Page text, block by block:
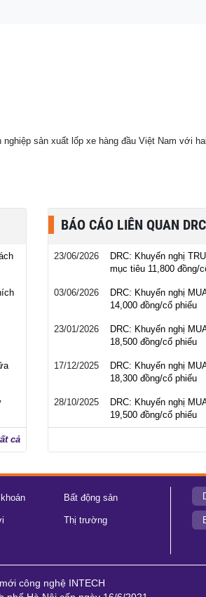
sản xuất lốp xe hàng đầu Việt Nam với
cả
BÁO CÁO LIÊN QUAN DRC
23/06/2026
DRC: Khuyến nghị
mục tiêu 11,800 đồng/
03/06/2026
DRC: Khuyến nghị
14,000 đồng/cổ phiếu
23/01/2026
DRC: Khuyến nghị
18,500 đồng/cổ phiếu
17/12/2025
DRC: Khuyến nghị
18,300 đồng/cổ phiếu
28/10/2025
DRC: Khuyến nghị
19,500 đồng/cổ phiếu
Bất động sản
Thị trường
công nghệ INTECH